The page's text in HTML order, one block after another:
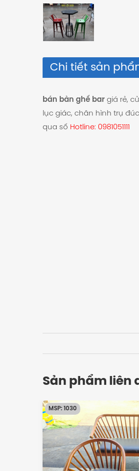
Chi tiết sản
bán bàn ghế bar giá rẻ,
lục giác, chân hình trụ
qua số Hotline: 0981051111
Sản phẩm liên
MSP: 1029